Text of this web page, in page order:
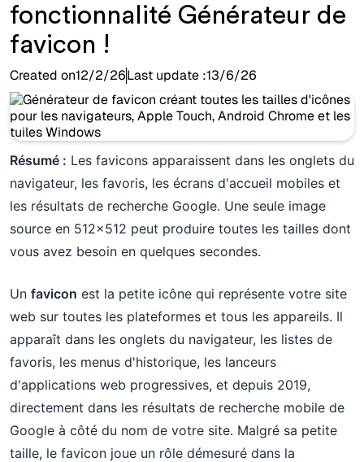
fonctionnalité Générateur de
favicon !
Created on12/2/26Last update :13/6/26
Résumé : Les favicons apparaissent dans les onglets du
navigateur, les favoris, les écrans d'accueil mobiles et
les résultats de recherche Google. Une seule image
source en 512x512 peut produire toutes les tailles dont
vous avez besoin en quelques secondes.
Un favicon est la petite icône qui représente votre site
web sur toutes les plateformes et tous les appareils. Il
apparaît dans les onglets du navigateur, les listes de
favoris, les menus d'historique, les lanceurs
d'applications web progressives, et depuis 2019,
directement dans les résultats de recherche mobile de
Google à côté du nom de votre site. Malgré sa petite
taille, le favicon joue un rôle démesuré dans la